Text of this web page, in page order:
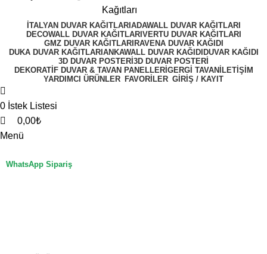
İTALYAN DUVAR KAĞITLARI ADAWALL DUVAR KAĞITLARI
DECOWALL DUVAR KAĞITLARI VERTU DUVAR KAĞITLARI
GMZ DUVAR KAĞITLARI RAVENA DUVAR KAĞIDI
DUKA DUVAR KAĞITLARI ANKAWALL DUVAR KAĞIDI DUVAR KAĞIDI
3D DUVAR POSTERI 3D DUVAR POSTERI
DEKORATIF DUVAR & TAVAN PANELLERI GERGI TAVAN İLETIŞIM
YARDIMCI ÜRÜNLER FAVORİLER GİRİŞ / KAYIT
0 İstek Listesi
0,00₺
Menü
WhatsApp Sipariş